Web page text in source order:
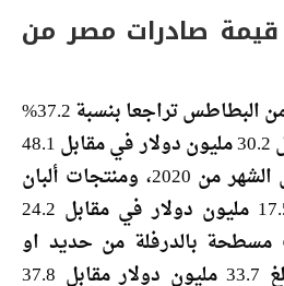
قيمة صادرات مصر من
وشهدت صادرات مصر من البطاطس تراجعا بنسبة 37.2%
خلال إبريل 2021 لتسجل 30.2 مليون دولار في مقابل 48.1
مليون دولار خلال نفس الشهر من 2020، ومنتجات ألبان
بنسبة 27.5% لتسجل 17.5 مليون دولار في مقابل 24.2
مسطحة بالدرفلة من حديد او
صلب بنسبة 10.9% لتبلغ 33.7 مليون دولار مقابل 37.8